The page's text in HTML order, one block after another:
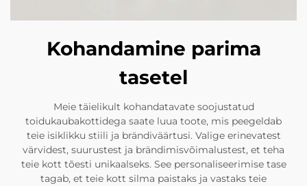
Kohandamine parima
tasetel
Meie täielikult kohandatavate soojustatud
toidukaubakottidega saate luua toote, mis peegeldab
teie isiklikku stiili ja brändiväärtusi. Valige erinevatest
värvidest, suurustest ja brändimisvõimalustest, et teha
teie kott tõesti unikaalseks. See personaliseerimise tase
tagab, et teie kott silma paistaks ja vastaks teie